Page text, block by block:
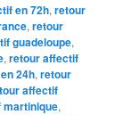
en 72h,retour
,retour
guadeloupe,
,retour affectif
24h,retour
affectif
,